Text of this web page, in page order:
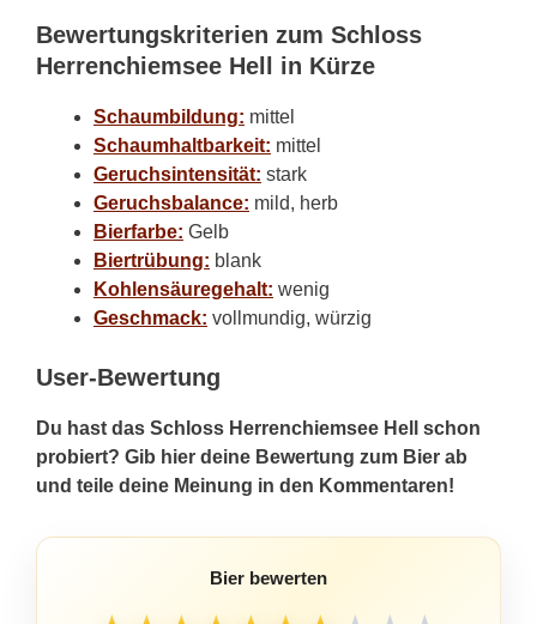
Bewertungskriterien zum Schloss
Herrenchiemsee Hell in Kürze
Schaumbildung: mittel
Schaumhaltbarkeit: mittel
Geruchsintensität: stark
Geruchsbalance: mild, herb
Bierfarbe: Gelb
Biertrübung: blank
Kohlensäuregehalt: wenig
Geschmack: vollmundig, würzig
User-Bewertung
Du hast das Schloss Herrenchiemsee Hell schon
probiert? Gib hier deine Bewertung zum Bier ab
und teile deine Meinung in den Kommentaren!
Bier bewerten